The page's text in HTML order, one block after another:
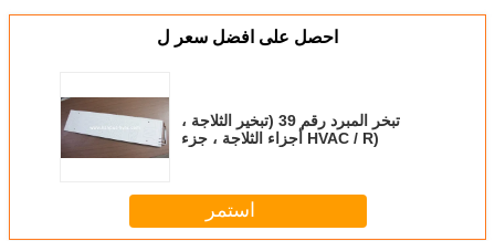
احصل على افضل سعر ل
تبخر المبرد رقم 39 (تبخير الثلاجة ،
أجزاء الثلاجة ، جزء HVAC / R)
استمر